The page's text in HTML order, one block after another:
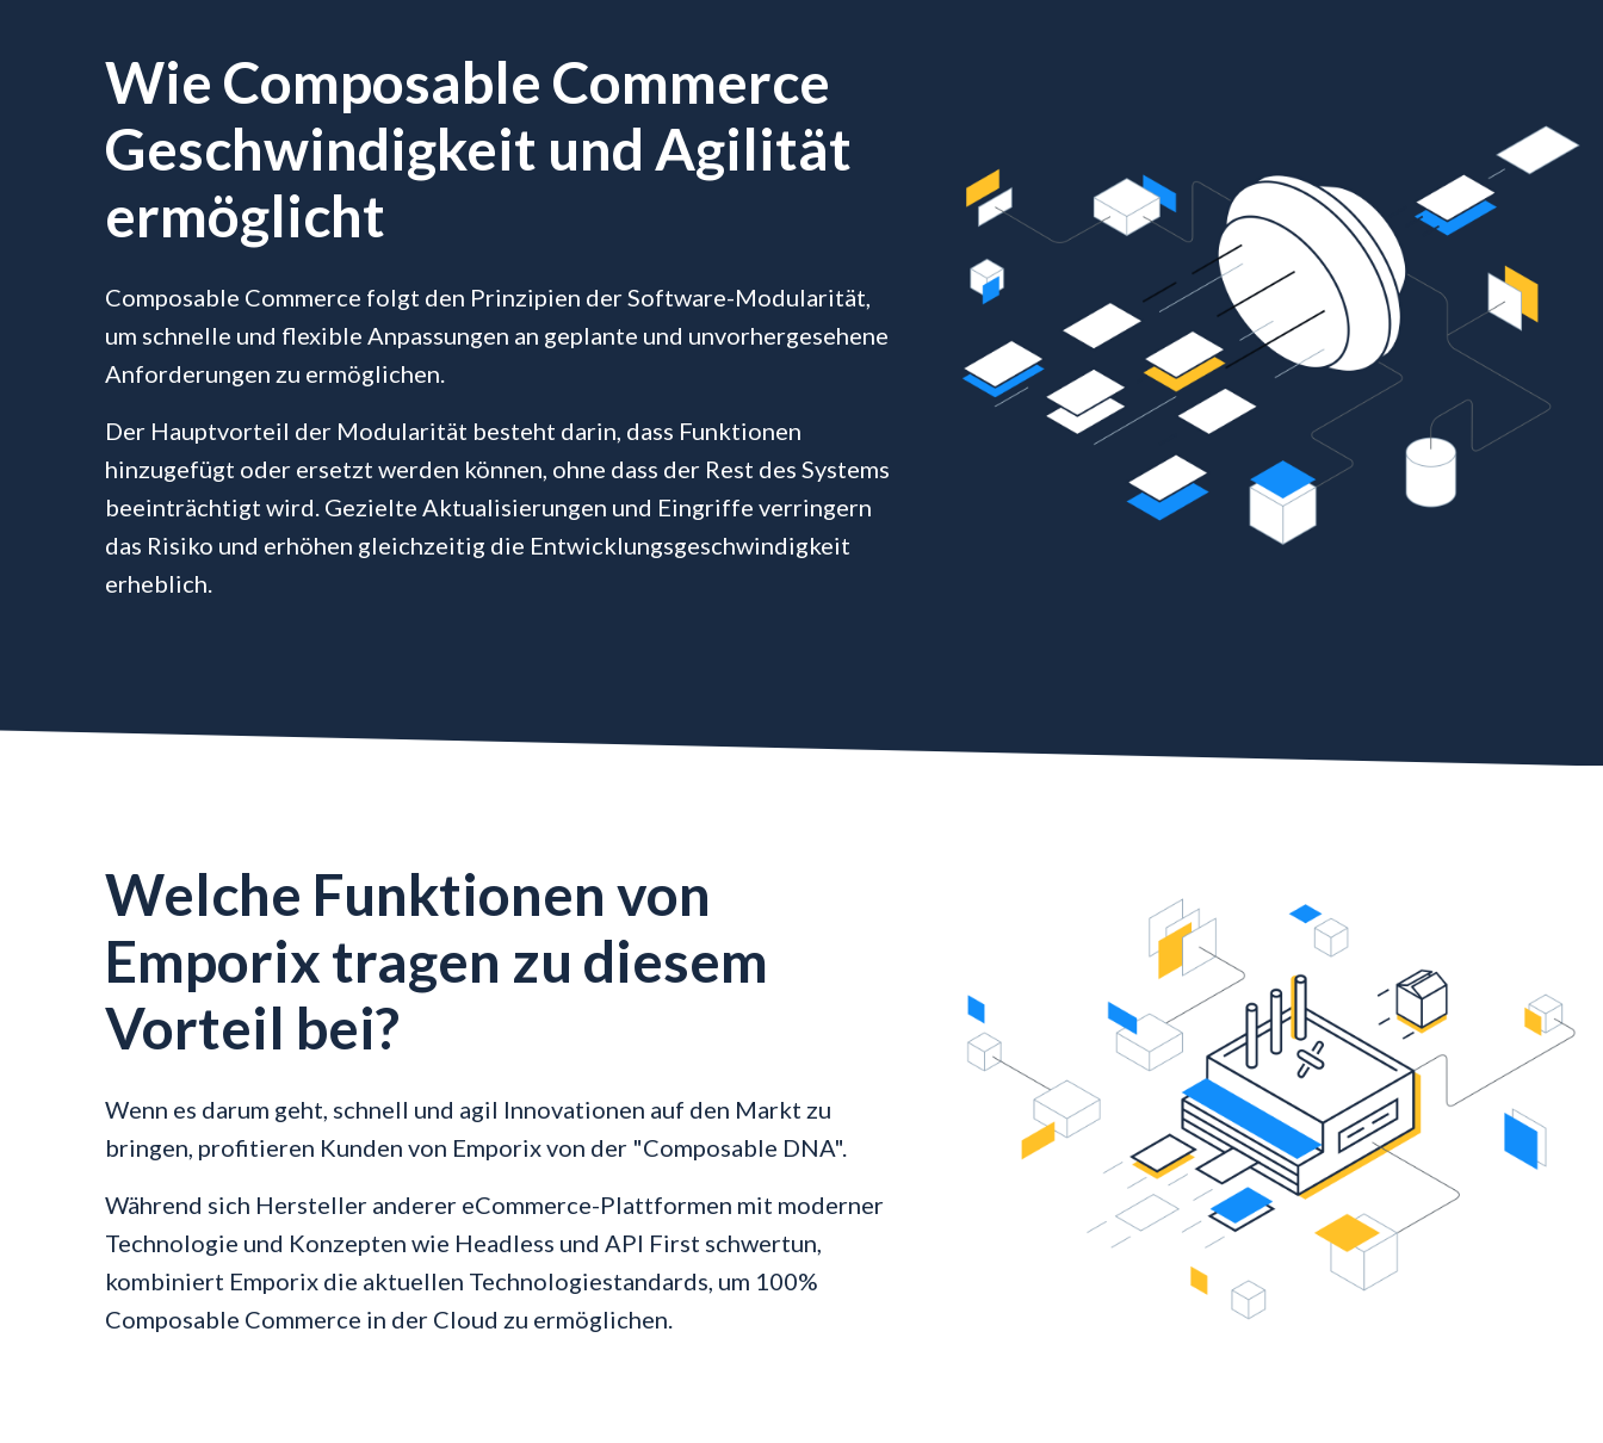
Wie Composable Commerce
Geschwindigkeit und Agilität
ermöglicht
Composable Commerce folgt den Prinzipien der Software-Modularität,
um schnelle und flexible Anpassungen an geplante und unvorhergesehene
Anforderungen zu ermöglichen.
Der Hauptvorteil der Modularität besteht darin, dass Funktionen
hinzugefügt oder ersetzt werden können, ohne dass der Rest des Systems
beeinträchtigt wird. Gezielte Aktualisierungen und Eingriffe verringern
das Risiko und erhöhen gleichzeitig die Entwicklungsgeschwindigkeit
erheblich.
Welche Funktionen von
Emporix tragen zu diesem
Vorteil bei?
Wenn es darum geht, schnell und agil Innovationen auf den Markt zu
bringen, profitieren Kunden von Emporix von der "Composable DNA".
Während sich Hersteller anderer eCommerce-Plattformen mit moderner
Technologie und Konzepten wie Headless und API First schwertun,
kombiniert Emporix die aktuellen Technologiestandards, um 100%
Composable Commerce in der Cloud zu ermöglichen.